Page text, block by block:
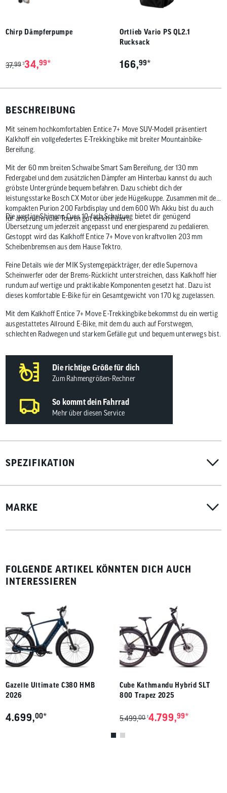
Chirp Dämpferpumpe
37,99 334,99*
Ortlieb Vario PS QL2.1
Rucksack
166,99*
BESCHREIBUNG
Mit seinem hochkomfortablen Entice 7+ Move SUV-Modell präsentiert
Kalkhoff ein vollgefedertes E-Trekkingbike mit breiter Mountainbike-
Bereifung.
Mit der 60 mm breiten Schwalbe Smart Sam Bereifung, der 130 mm
Federgabel und dem zusätzlichen Dämpfer am Hinterbau kannst du auch
gröbste Untergründe bequem befahren. Dazu schiebt dich der
leistungsstarke Bosch CX Motor über jede Hügelkuppe. Zusammen mit dem
kompakten Purion 200 Farbdisplay und dem 600 Wh Akku bist du auch
für anspruchsvolle Touren gut elektrifiziert.
Die wertige Shimano Cues 10-fach Schaltung bietet dir genügend
Übersetzung um jederzeit angepasst und energiesparend zu pedalieren.
Gestoppt wird das Kalkhoff Entice 7+ Move von kraftvollen 203 mm
Scheibenbremsen aus dem Hause Tektro.
Feine Details wie der MIK Systemgepäckträger, der edle Supernova
Scheinwerfer oder der Brems-Rücklicht unterstreichen, dass Kalkhoff hier
rundum auf wertige und praktikable Komponenten gesetzt hat. Dazu ist
dieses komfortable E-Bike für ein Gesamtgewicht von 170 kg zugelassen.
Mit dem Kalkhoff Entice 7+ Move E-Trekkingbike bekommst du ein wertig
ausgestattetes Allround E-Bike, mit dem du auch auf Forstwegen,
schlechten Radwegen und starkem Gefälle gut und bequem unterwegs bist.
Die richtige Größe für dich
Zum Rahmengrößen-Rechner
So kommt dein Fahrrad
Mehr über diesen Service
SPEZIFIKATION
MARKE
FOLGENDE ARTIKEL KÖNNTEN DICH AUCH
INTERESSIEREN
Gazelle Ultimate C380 HMB
2026
4.699,00*
Cube Kathmandu Hybrid SLT
800 Trapez 2025
5.499,00 14.799,99*